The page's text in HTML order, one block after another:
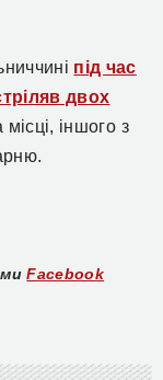
під час
двох
іншого з
Facebook